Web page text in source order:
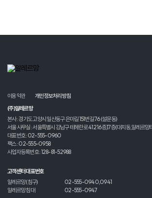
이용약관 개인정보처리방침
(주)알레르망
본사 : 경기도 고양시 일산동구 은마길 151번길 76 (설문동)
서울 사무실 : 서울특별시 강남구 테헤란로 412 16층,17층(대치동,알레르망
대표번호 : 02-555-0960
팩스 : 02-555-0958
사업자등록번호 : 128-81-52988
고객센터 대표번호
알레르망 (침구)
02-555-0940,0941
알레르망 침대
02-555-0947